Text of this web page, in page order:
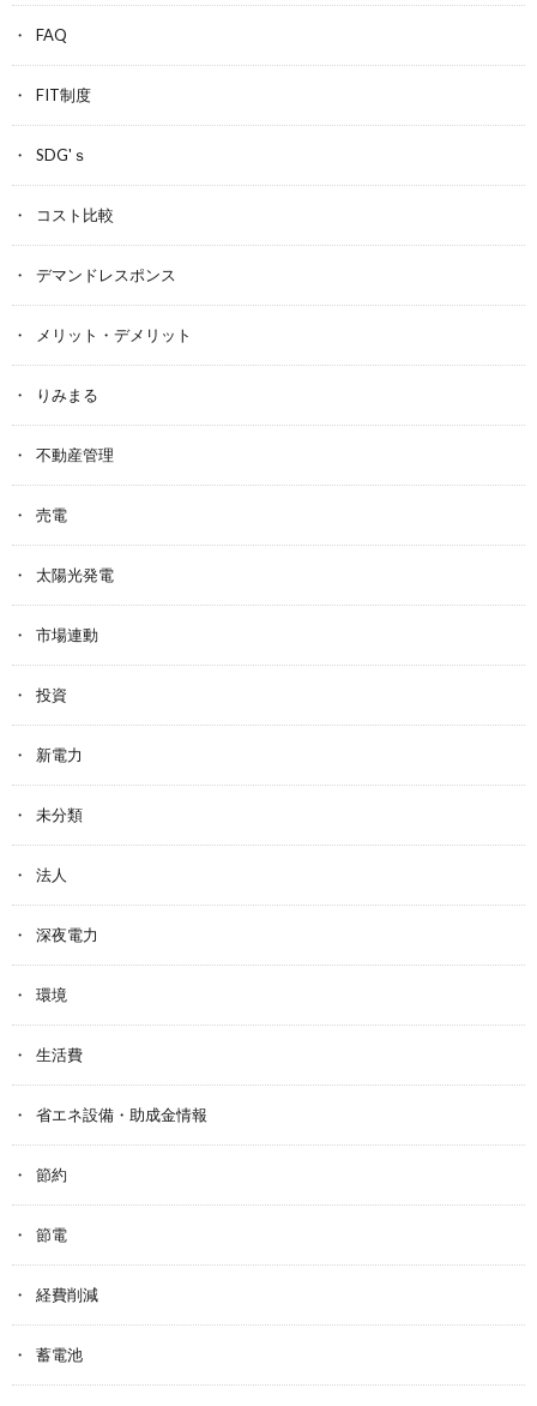
FAQ
FIT制度
SDG'ｓ
コスト比較
デマンドレスポンス
メリット・デメリット
りみまる
不動産管理
売電
太陽光発電
市場連動
投資
新電力
未分類
法人
深夜電力
環境
生活費
省エネ設備・助成金情報
節約
節電
経費削減
蓄電池